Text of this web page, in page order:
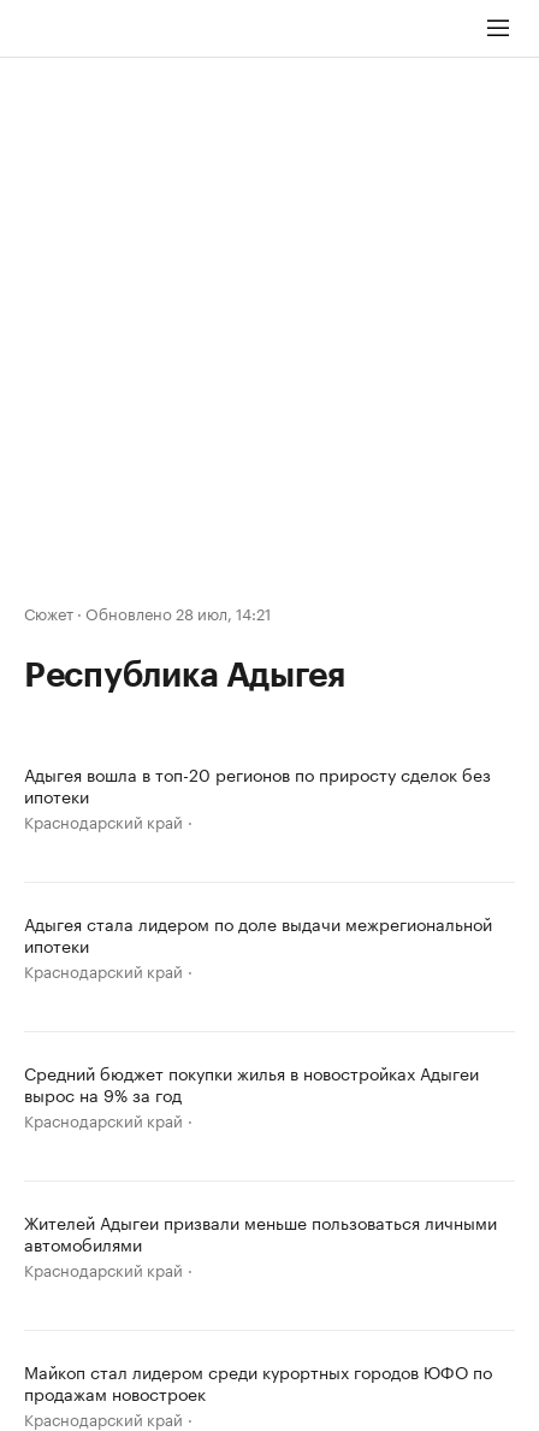
Сюжет · Обновлено 28 июл, 14:21
Республика Адыгея
Адыгея вошла в топ-20 регионов по приросту сделок без
ипотеки
Краснодарский край
Адыгея стала лидером по доле выдачи межрегиональной
ипотеки
Краснодарский край
Средний бюджет покупки жилья в новостройках Адыгеи
вырос на 9% за год
Краснодарский край
Жителей Адыгеи призвали меньше пользоваться личными
автомобилями
Краснодарский край
Майкоп стал лидером среди курортных городов ЮФО по
продажам новостроек
Краснодарский край